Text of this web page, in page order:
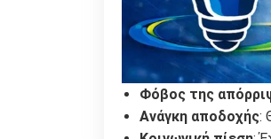
Φόβος της
Ανάγκη αποδοχής: